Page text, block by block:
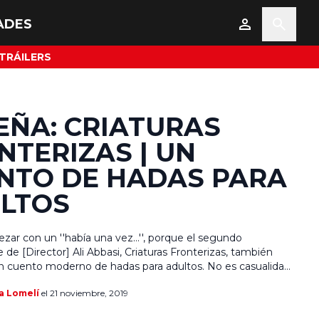
TRÁILERS
CRIATURAS
| UN
DE HADAS PARA
con un ''había una vez…'', porque el segundo
de [Director] Ali Abbasi, Criaturas Fronterizas, también
cuento moderno de hadas para adultos. No es casualidad,
John Ajvide Lindqvist , también autor de la novela […]
Lomelíel 21 noviembre, 2019